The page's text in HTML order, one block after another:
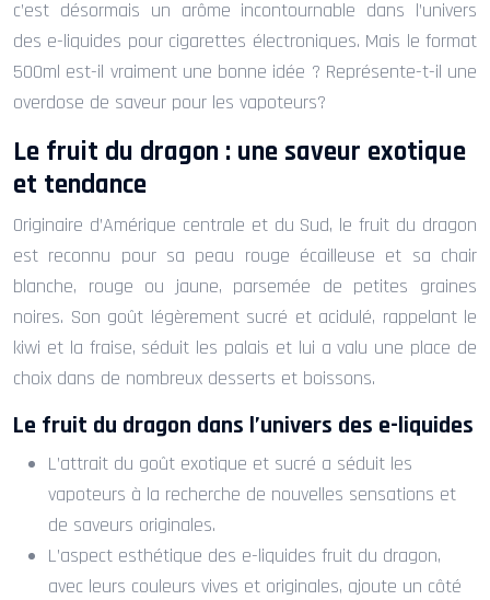
c’est désormais un arôme incontournable dans l’univers
des e-liquides pour cigarettes électroniques. Mais le format
500ml est-il vraiment une bonne idée ? Représente-t-il une
overdose de saveur pour les vapoteurs?
Le fruit du dragon : une saveur exotique
et tendance
Originaire d’Amérique centrale et du Sud, le fruit du dragon
est reconnu pour sa peau rouge écailleuse et sa chair
blanche, rouge ou jaune, parsemée de petites graines
noires. Son goût légèrement sucré et acidulé, rappelant le
kiwi et la fraise, séduit les palais et lui a valu une place de
choix dans de nombreux desserts et boissons.
Le fruit du dragon dans l’univers des e-liquides
L’attrait du goût exotique et sucré a séduit les
vapoteurs à la recherche de nouvelles sensations et
de saveurs originales.
L’aspect esthétique des e-liquides fruit du dragon,
avec leurs couleurs vives et originales, ajoute un côté